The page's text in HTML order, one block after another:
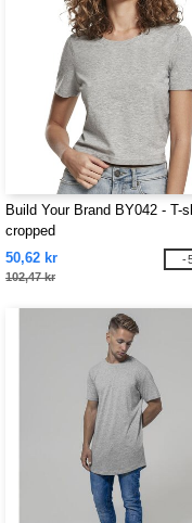
Build Your Brand BY042 - T-
cropped
50,62 kr
102,47 kr
-